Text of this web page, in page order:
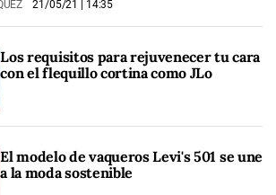
21/05/21 | 14:35
Los requisitos para rejuvenecer tu cara
con el flequillo cortina como JLo
El modelo de vaqueros Levi's 501 se une
a la moda sostenible